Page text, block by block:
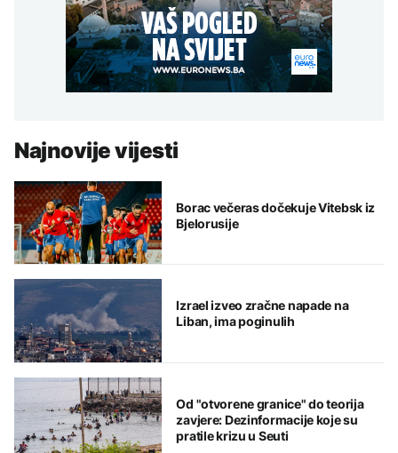
Najnovije vijesti
Borac večeras dočekuje Vitebsk iz
Bjelorusije
Izrael izveo zračne napade na
Liban, ima poginulih
Od "otvorene granice" do teorija
zavjere: Dezinformacije koje su
pratile krizu u Seuti